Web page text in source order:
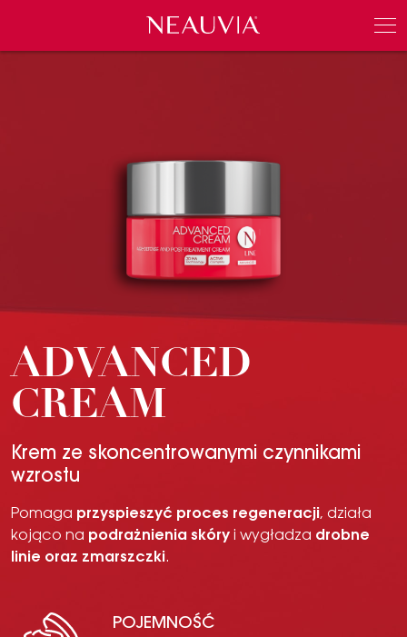
Neauvia
ADVANCED
CREAM
Krem ze skoncentrowanymi czynnikami
wzrostu
Pomaga przyspieszyć proces regeneracji, działa
kojąco na podrażnienia skóry i wygładza drobne
linie oraz zmarszczki.
POJEMNOŚĆ